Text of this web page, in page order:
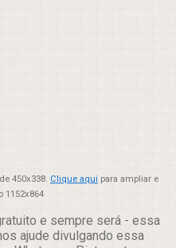
450x338. Clique aqui para ampliar e
1152x864
e sempre será - essa
ajude divulgando essa